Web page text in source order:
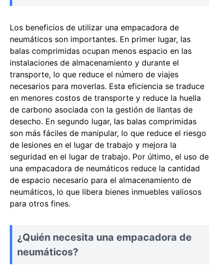
Los beneficios de utilizar una empacadora de
neumáticos son importantes. En primer lugar, las
balas comprimidas ocupan menos espacio en las
instalaciones de almacenamiento y durante el
transporte, lo que reduce el número de viajes
necesarios para moverlas. Esta eficiencia se traduce
en menores costos de transporte y reduce la huella
de carbono asociada con la gestión de llantas de
desecho. En segundo lugar, las balas comprimidas
son más fáciles de manipular, lo que reduce el riesgo
de lesiones en el lugar de trabajo y mejora la
seguridad en el lugar de trabajo. Por último, el uso de
una empacadora de neumáticos reduce la cantidad
de espacio necesario para el almacenamiento de
neumáticos, lo que libera bienes inmuebles valiosos
para otros fines.
¿Quién necesita una empacadora de
neumáticos?